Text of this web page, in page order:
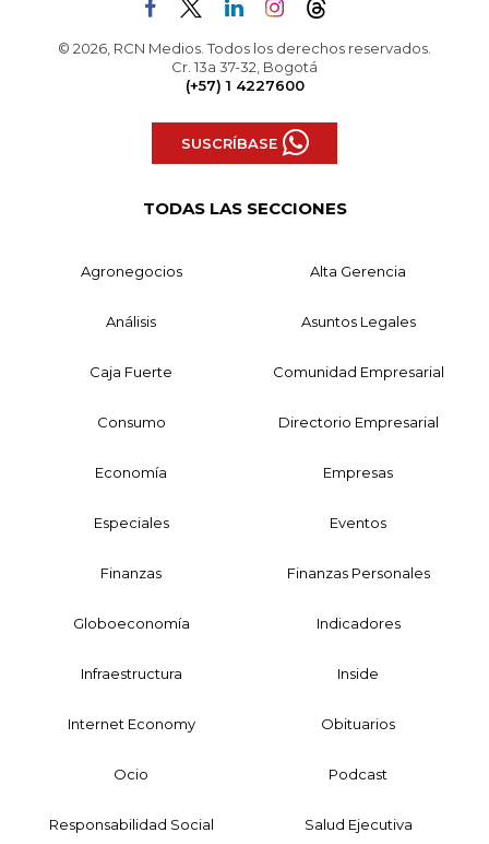
© 2026, RCN Medios. Todos los derechos reservados.
Cr. 13a 37-32, Bogotá
(+57) 1 4227600
SUSCRÍBASE
TODAS LAS SECCIONES
Agronegocios Alta Gerencia
Análisis Asuntos Legales
Caja Fuerte Comunidad Empresarial
Consumo Directorio Empresarial
Economía Empresas
Especiales Eventos
Finanzas Finanzas Personales
Globoeconomía Indicadores
Infraestructura Inside
Internet Economy Obituarios
Ocio Podcast
Responsabilidad Social Salud Ejecutiva